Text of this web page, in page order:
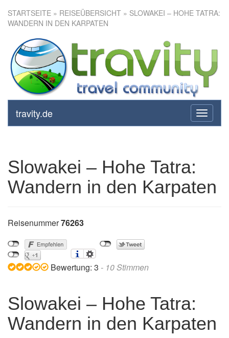
STARTSEITE » REISEÜBERSICHT » SLOWAKEI – HOHE TATRA:
WANDERN IN DEN KARPATEN
toggle
travity.de
Slowakei – Hohe Tatra:
Wandern in den Karpaten
Slowakei – Hohe Tatra:
Wandern in den Karpaten
Reisenummer76263
Bewertung: 3 - 10Stimmen
Slowakei – Hohe Tatra:
Wandern in den Karpaten